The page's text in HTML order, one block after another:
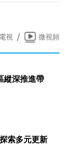
電視 / 微視頻
縱深推進帶
索多元更新